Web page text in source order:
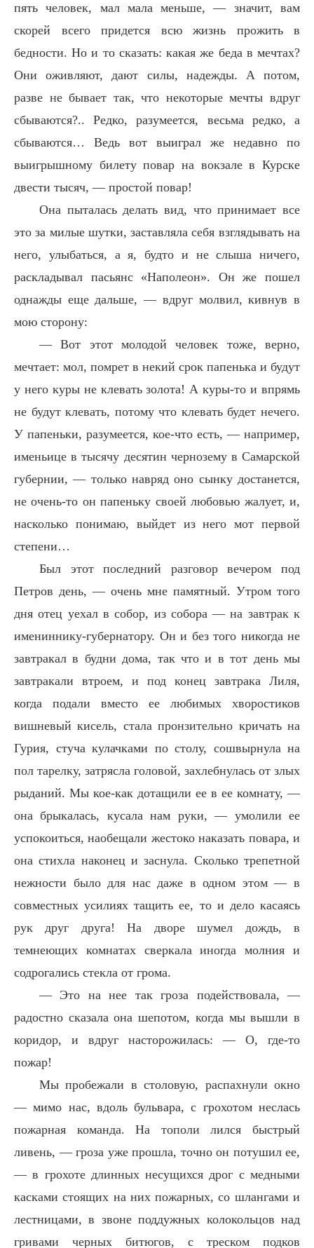
пять человек, мал мала меньше, — значит, вам
скорей всего придется всю жизнь прожить в
бедности. Но и то сказать: какая же беда в мечтах?
Они оживляют, дают силы, надежды. А потом,
разве не бывает так, что некоторые мечты вдруг
сбываются?.. Редко, разумеется, весьма редко, а
сбываются… Ведь вот выиграл же недавно по
выигрышному билету повар на вокзале в Курске
двести тысяч, — простой повар!
Она пыталась делать вид, что принимает все
это за милые шутки, заставляла себя взглядывать на
него, улыбаться, а я, будто и не слыша ничего,
раскладывал пасьянс «Наполеон». Он же пошел
однажды еще дальше, — вдруг молвил, кивнув в
мою сторону:
— Вот этот молодой человек тоже, верно,
мечтает: мол, помрет в некий срок папенька и будут
у него куры не клевать золота! А куры-то и впрямь
не будут клевать, потому что клевать будет нечего.
У папеньки, разумеется, кое-что есть, — например,
именьице в тысячу десятин чернозему в Самарской
губернии, — только навряд оно сынку достанется,
не очень-то он папеньку своей любовью жалует, и,
насколько понимаю, выйдет из него мот первой
степени…
Был этот последний разговор вечером под
Петров день, — очень мне памятный. Утром того
дня отец уехал в собор, из собора — на завтрак к
имениннику-губернатору. Он и без того никогда не
завтракал в будни дома, так что и в тот день мы
завтракали втроем, и под конец завтрака Лиля,
когда подали вместо ее любимых хворостиков
вишневый кисель, стала пронзительно кричать на
Гурия, стуча кулачками по столу, сошвырнула на
пол тарелку, затрясла головой, захлебнулась от злых
рыданий. Мы кое-как дотащили ее в ее комнату, —
она брыкалась, кусала нам руки, — умолили ее
успокоиться, наобещали жестоко наказать повара, и
она стихла наконец и заснула. Сколько трепетной
нежности было для нас даже в одном этом — в
совместных усилиях тащить ее, то и дело касаясь
рук друг друга! На дворе шумел дождь, в
темнеющих комнатах сверкала иногда молния и
содрогались стекла от грома.
— Это на нее так гроза подействовала, —
радостно сказала она шепотом, когда мы вышли в
коридор, и вдруг насторожилась: — О, где-то
пожар!
Мы пробежали в столовую, распахнули окно
— мимо нас, вдоль бульвара, с грохотом неслась
пожарная команда. На тополи лился быстрый
ливень, — гроза уже прошла, точно он потушил ее,
— в грохоте длинных несущихся дрог с медными
касками стоящих на них пожарных, со шлангами и
лестницами, в звоне поддужных колокольцов над
гривами черных битюгов, с треском подков